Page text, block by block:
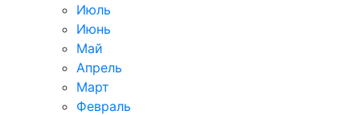
Июль
Июнь
Май
Апрель
Март
Февраль